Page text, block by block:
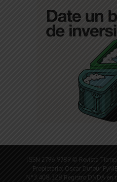
ISSN 2796-9789 © Revista
Propietario: Oscar Dufour
N°3.408.328 Registro DNDA